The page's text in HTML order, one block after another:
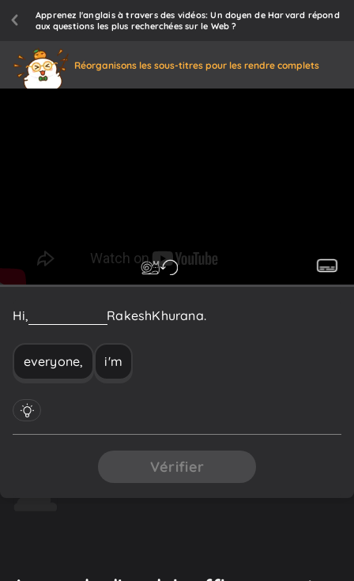
Apprenez l'anglais à travers des vidéos: Un doyen de Harvard répond
aux questions les plus recherchées sur le Web ?
Réorganisons les sous-titres pour les rendre complets
Hi, RakeshKhurana.
everyone, i'm
Vérifier